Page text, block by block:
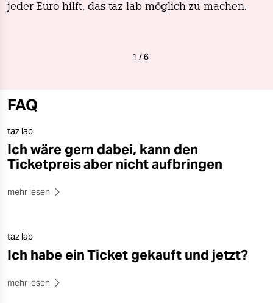
jeder Euro hilft, das taz lab möglich zu machen.
1 /6
FAQ
taz lab
Ich wäre gern dabei, kann den
Ticketpreis aber nicht aufbringen
mehr lesen
taz lab
Ich habe ein Ticket gekauft und jetzt?
mehr lesen